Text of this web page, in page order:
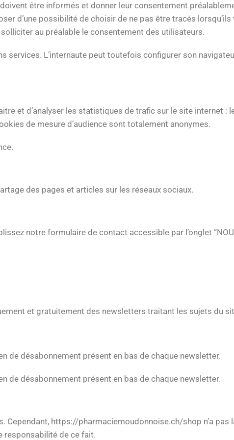
être informés et donner leur consentement
d’une possibilité de choisir de ne pas être tracés
au préalable le consentement des utilisateurs.
services. L’internaute peut toutefois configurer son
et d’analyser les statistiques de trafic sur le site internet :
de mesure d’audience sont totalement anonymes.
des pages et articles sur les réseaux sociaux.
notre formulaire de contact accessible par l’onglet
et gratuitement des newsletters traitant les sujets du
de désabonnement présent en bas de chaque newsletter.
de désabonnement présent en bas de chaque newsletter.
Cependant, https://pharmaciemoudonnoise.ch/shop n’a pas
responsabilité de ce fait.